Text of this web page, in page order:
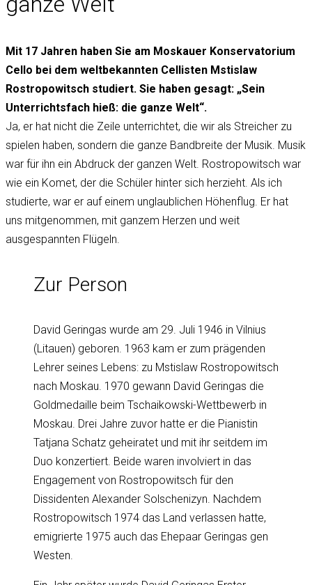
Mit 17 Jahren haben Sie am Moskauer Konservatorium
Cello bei dem weltbekannten Cellisten Mstislaw
Rostropowitsch studiert. Sie haben gesagt: „Sein
Unterrichtsfach hieß: die ganze Welt“.
Ja, er hat nicht die Zeile unterrichtet, die wir als Streicher zu
spielen haben, sondern die ganze Bandbreite der Musik. Musik
war für ihn ein Abdruck der ganzen Welt. Rostropowitsch war
wie ein Komet, der die Schüler hinter sich herzieht. Als ich
studierte, war er auf einem unglaublichen Höhenflug. Er hat
uns mitgenommen, mit ganzem Herzen und weit
ausgespannten Flügeln.
Zur Person
David Geringas wurde am 29. Juli 1946 in Vilnius
(Litauen) geboren. 1963 kam er zum prägenden
Lehrer seines Lebens: zu Mstislaw Rostropowitsch
nach Moskau. 1970 gewann David Geringas die
Goldmedaille beim Tschaikowski-Wettbewerb in
Moskau. Drei Jahre zuvor hatte er die Pianistin
Tatjana Schatz geheiratet und mit ihr seitdem im
Duo konzertiert. Beide waren involviert in das
Engagement von Rostropowitsch für den
Dissidenten Alexander Solschenizyn. Nachdem
Rostropowitsch 1974 das Land verlassen hatte,
emigrierte 1975 auch das Ehepaar Geringas gen
Westen.